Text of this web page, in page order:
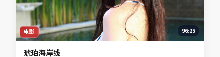
电影 96:26
琥珀海岸线